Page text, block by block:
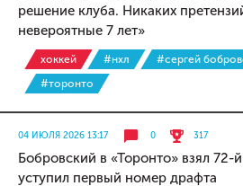
решение клуба. Никаких
невероятные 7 лет»
хоккей #нхл #сергей
#торонто
04 ИЮЛЯ 2026 13:17 0 317
Бобровский в «Торонто» взял 72-
уступил первый номер драфта